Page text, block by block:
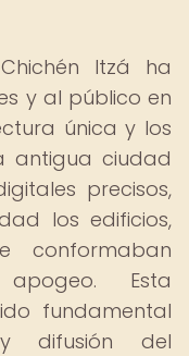
Itzá ha
y al público en
única y los
antigua ciudad
precisos,
los edificios,
conformaban
Esta
fundamental
difusión del